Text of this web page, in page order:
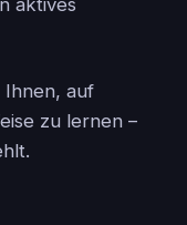
Ihnen, auf
zu lernen –